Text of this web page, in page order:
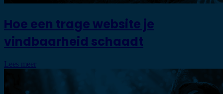
Hoe een trage website je
vindbaarheid schaadt
Lees meer